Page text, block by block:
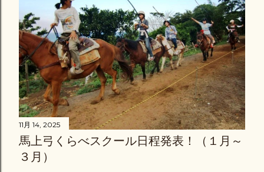
11月 14, 2025
馬上弓くらべスクール日程発表！（１月～
３月）